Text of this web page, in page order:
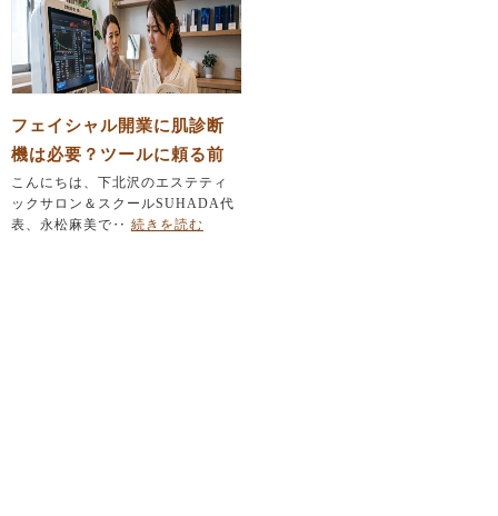
フェイシャル開業に肌診断
機は必要？ツールに頼る前
にエステティシャンが育て
るべき「たった一つの力」
こんにちは、下北沢のエステティ
ックサロン＆スクールSUHADA代
表、永松麻美で‥ 続きを読む